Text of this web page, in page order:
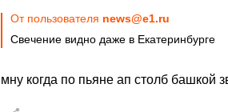
От пользователя news@e1.ru
Свечение видно даже в Екатеринбурге
мну когда по пьяне ап столб башкой